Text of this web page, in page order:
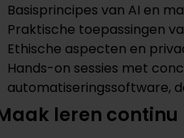
Basisprincipes van AI en
Praktische toepassingen
Ethische aspecten en
Hands-on sessies met
automatiseringssoftware,
leren continu